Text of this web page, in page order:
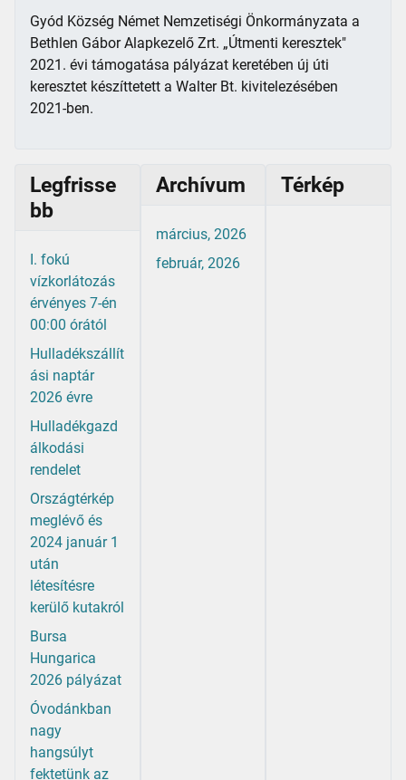
Gyód Község Német Nemzetiségi Önkormányzata a
Bethlen Gábor Alapkezelő Zrt. „Útmenti keresztek"
2021. évi támogatása pályázat keretében új úti
keresztet készíttetett a Walter Bt. kivitelezésében
2021-ben.
Legfrisse
bb
I. fokú
vízkorlátozás
érvényes 7-én
00:00 órától
Hulladékszállít
ási naptár
2026 évre
Hulladékgazd
álkodási
rendelet
Országtérkép
meglévő és
2024 január 1
után
létesítésre
kerülő kutakról
Bursa
Hungarica
2026 pályázat
Óvodánkban
nagy
hangsúlyt
fektetünk az
Archívum
március, 2026
február, 2026
Térkép